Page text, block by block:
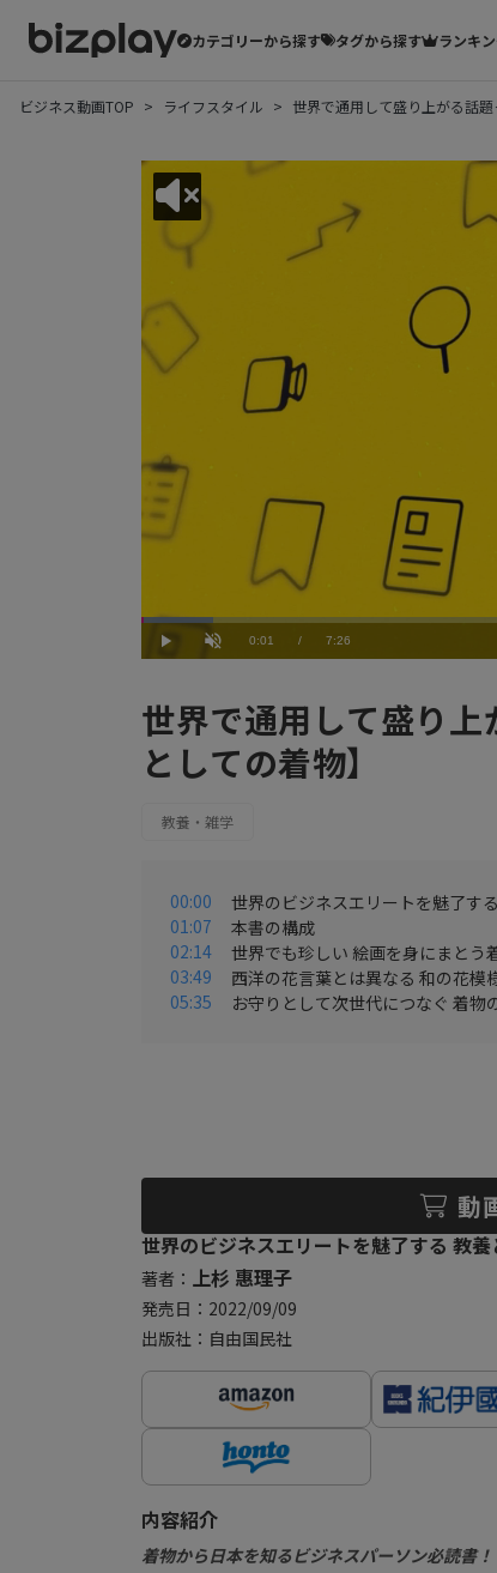
カテゴリーから探す タグから探す ランキ
ビジネス動画TOP ライフスタイル 世界で通用して盛り上がる話題
Play UnmuteCurrent
0:01 / Duration
7:26
Loaded:
8.08%
世界で通用して盛り
としての着物】
教養・雑学
00:00
世界のビジネスエリートを魅了す
01:07
本書の構成
02:14
世界でも珍しい 絵画を身にまとう
03:49
西洋の花言葉とは異なる 和の花模
05:35
お守りとして次世代につなぐ 着物
動
世界のビジネスエリートを魅了する 教
著者： 上杉 惠理子
発売日：2022/09/09
出版社：自由国民社
内容紹介
着物から日本を知るビジネスパーソン必読書！